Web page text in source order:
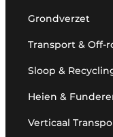
Grondverzet
Transport & Off-
Sloop &
Heien &
Verticaal